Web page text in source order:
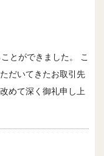
とができました。 こ
だいてきたお取引先
めて深く御礼申し上